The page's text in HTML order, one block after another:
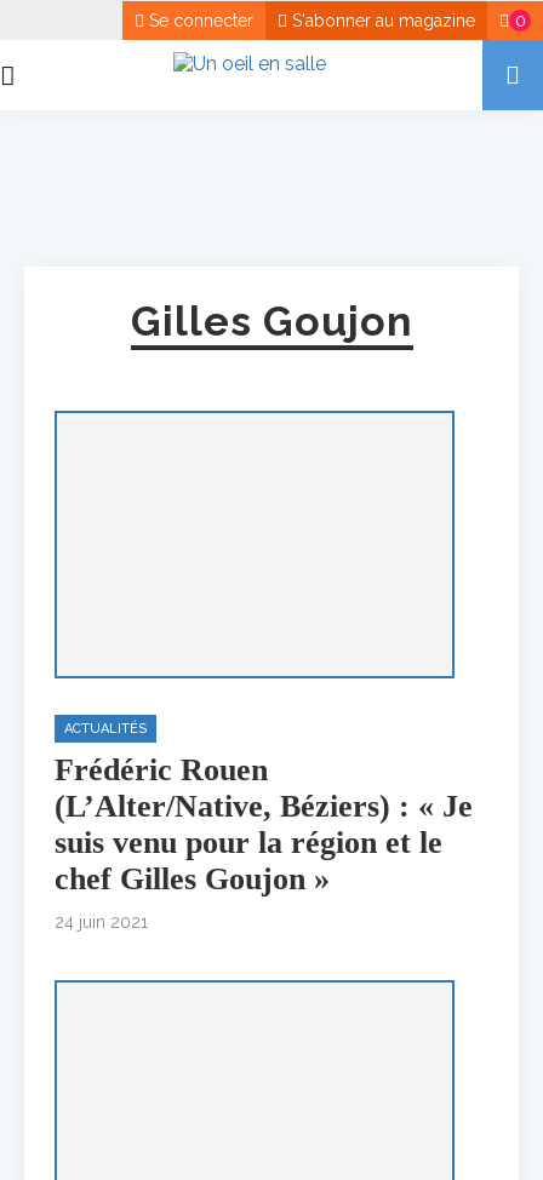
0
S'abonner au magazine
Se connecter
Gilles Goujon
ACTUALITÉS
Frédéric Rouen
(L’Alter/Native, Béziers) : « Je
suis venu pour la région et le
chef Gilles Goujon »
24 juin 2021